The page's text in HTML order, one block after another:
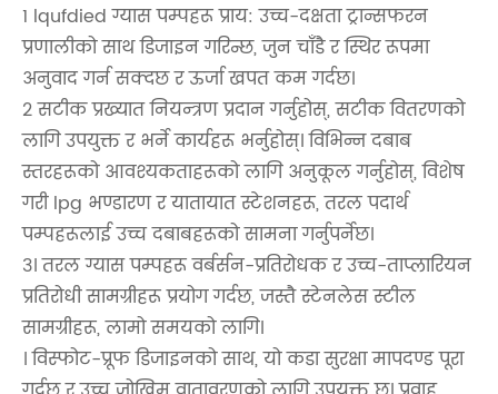
1 lqufdied ग्यास पम्पहरू प्राय: उच्च-दक्षता ट्रान्सफरन
प्रणालीको साथ डिजाइन गरिन्छ, जुन चाँडै र स्थिर रूपमा
अनुवाद गर्न सक्दछ र ऊर्जा खपत कम गर्दछ।
2 सटीक प्रख्यात नियन्त्रण प्रदान गर्नुहोस्, सटीक वितरणको
लागि उपयुक्त र भर्ने कार्यहरू भर्नुहोस्। विभिन्न दबाब
स्तरहरूको आवश्यकताहरूको लागि अनुकूल गर्नुहोस्, विशेष
गरी lpg भण्डारण र यातायात स्टेशनहरू, तरल पदार्थ
पम्पहरूलाई उच्च दबाबहरूको सामना गर्नुपर्नेछ।
3। तरल ग्यास पम्पहरू वर्बर्सन-प्रतिरोधक र उच्च-ताप्लारियन
प्रतिरोधी सामग्रीहरू प्रयोग गर्दछ, जस्तै स्टेनलेस स्टील
सामग्रीहरू, लामो समयको लागि।
। विस्फोट-प्रूफ डिजाइनको साथ, यो कडा सुरक्षा मापदण्ड पूरा